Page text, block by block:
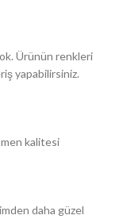
Ürünün renkleri
yapabilirsiniz.
kalitesi
daha güzel